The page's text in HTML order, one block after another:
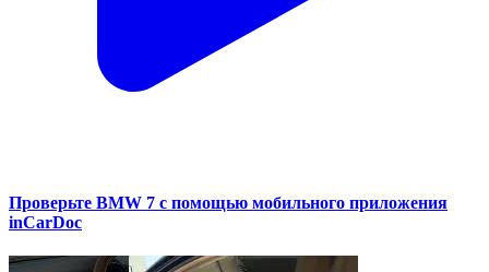
Проверьте BMW 7 с помощью мобильного приложения
inCarDoc